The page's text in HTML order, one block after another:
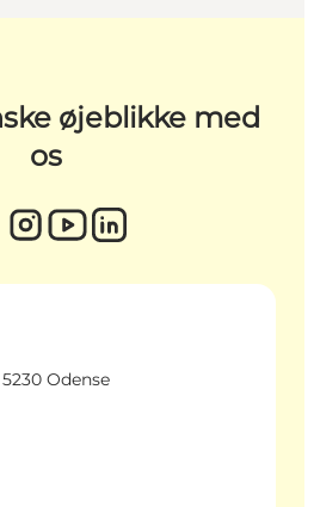
øjeblikke med
os
Odense